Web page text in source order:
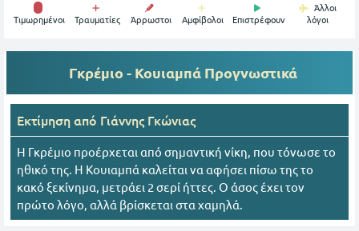
Tιμωρημένοι Τραυματίες Άρρωστοι Αμφίβολοι Επιστρέφουν
Άλλοι
λόγοι
Γκρέμιο - Κουιαμπά Προγνωστικά
Εκτίμηση από Γιάννης Γκώνιας
Η Γκρέμιο προέρχεται από σημαντική νίκη, που τόνωσε το
ηθικό της. Η Κουιαμπά καλείται να αφήσει πίσω της το
κακό ξεκίνημα, μετράει 2 σερί ήττες. Ο άσος έχει τον
πρώτο λόγο, αλλά βρίσκεται στα χαμηλά.